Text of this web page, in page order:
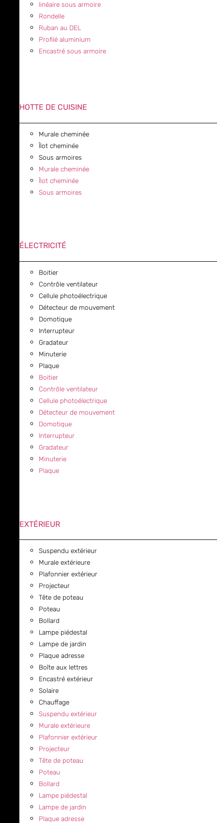
linéaire sous armoire
Rondelle
Ruban au DEL
Profilé aluminium
Encastré sous armoire
HOTTE DE CUISINE
Murale cheminée
Îlot cheminée
Sous armoires
Murale cheminée
Îlot cheminée
Sous armoires
ÉLECTRICITÉ
Boitier
Contrôle ventilateur
Cellule photoélectrique
Détecteur de mouvement
Domotique
Interrupteur
Gradateur
Minuterie
Plaque
Boitier
Contrôle ventilateur
Cellule photoélectrique
Détecteur de mouvement
Domotique
Interrupteur
Gradateur
Minuterie
Plaque
EXTÉRIEUR
Suspendu extérieur
Murale extérieure
Plafonnier extérieur
Projecteur
Tête de poteau
Poteau
Bollard
Lampe piédestal
Lampe de jardin
Plaque adresse
Boîte aux lettres
Encastré extérieur
Solaire
Chauffage
Suspendu extérieur
Murale extérieure
Plafonnier extérieur
Projecteur
Tête de poteau
Poteau
Bollard
Lampe piédestal
Lampe de jardin
Plaque adresse